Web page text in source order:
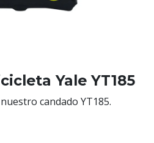
Yale YT185
candado YT185.